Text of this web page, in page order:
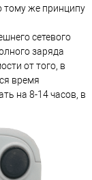
тому же принципу
сетевого
заряда
от того, в
время
на 8-14 часов, в